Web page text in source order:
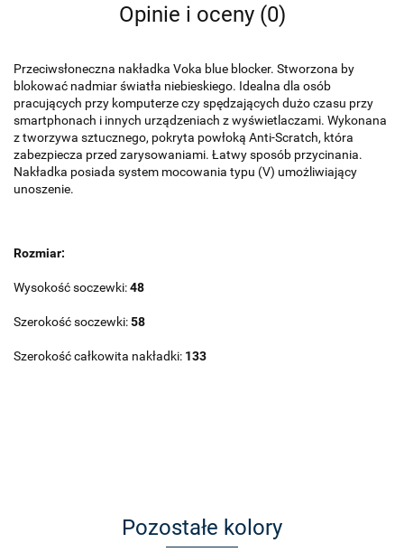
Opinie i oceny (0)
Przeciwsłoneczna nakładka Voka blue blocker. Stworzona by
blokować nadmiar światła niebieskiego. Idealna dla osób
pracujących przy komputerze czy spędzających dużo czasu przy
smartphonach i innych urządzeniach z wyświetlaczami. Wykonana
z tworzywa sztucznego, pokryta powłoką Anti-Scratch, która
zabezpiecza przed zarysowaniami. Łatwy sposób przycinania.
Nakładka posiada system mocowania typu (V) umożliwiający
unoszenie.
Rozmiar:
Wysokość soczewki:48
Szerokość soczewki:58
Szerokość całkowita nakładki: 133
Pozostałe kolory